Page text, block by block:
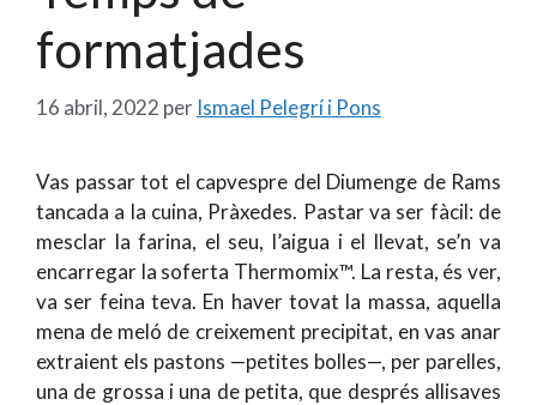
formatjades
16 abril, 2022 per Ismael Pelegrí i Pons
Vas passar tot el capvespre del Diumenge de Rams
tancada a la cuina, Pràxedes. Pastar va ser fàcil: de
mesclar la farina, el seu, l’aigua i el llevat, se’n va
encarregar la soferta Thermomix™. La resta, és ver,
va ser feina teva. En haver tovat la massa, aquella
mena de meló de creixement precipitat, en vas anar
extraient els pastons —petites bolles—, per parelles,
una de grossa i una de petita, que després allisaves